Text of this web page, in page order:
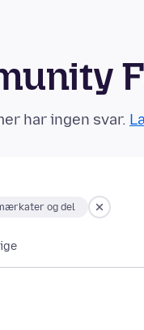
har ingen svar.
og del